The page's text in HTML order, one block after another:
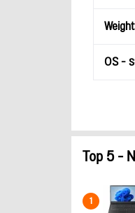
OS -
Top 5 -
1